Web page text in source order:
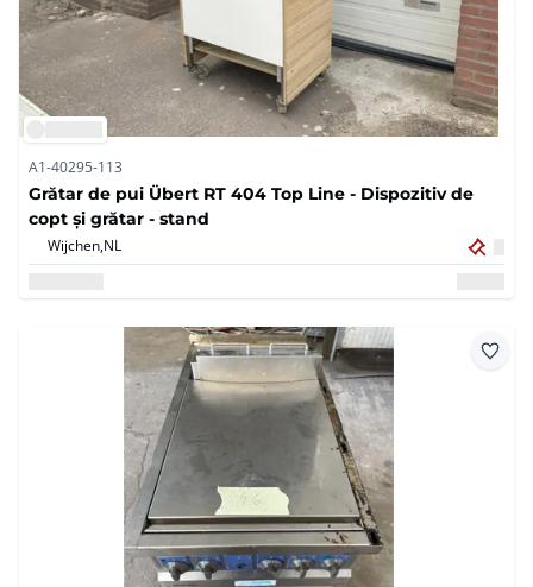
A1-40295-113
Grătar de pui Übert RT 404 Top Line - Dispozitiv de
copt și grătar - stand
Wijchen,NL